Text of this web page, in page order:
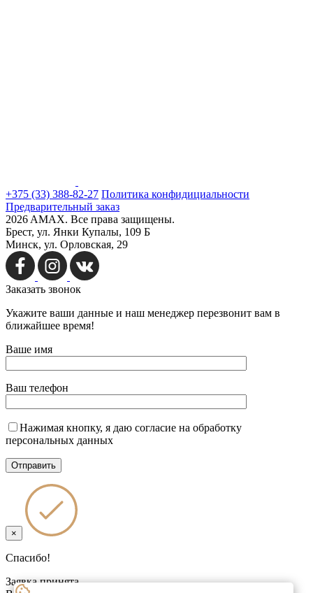
+375 (33) 388-82-27 Политика конфидициальности
Предварительный заказ
2026 AMAX. Все права защищены.
Брест, ул. Янки Купалы, 109 Б
Минск, ул. Орловская, 29
Заказать звонок
Укажите ваши данные и наш менеджер перезвонит вам в
ближайшее время!
Ваше имя
Ваш телефон
Нажимая кнопку, я даю согласие на обработку
персональных данных
×
Спасибо!
Заявка принята.